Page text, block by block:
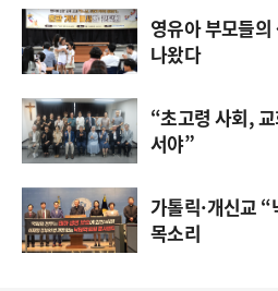
영유아 부모들
나왔다
“초고령 사회,
서야”
가톨릭·개신교
목소리